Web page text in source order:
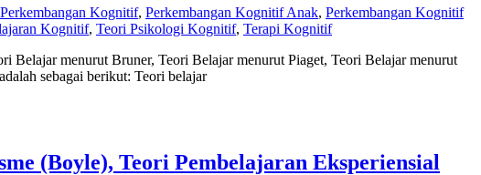
Perkembangan Kognitif, Perkembangan Kognitif Anak, Perkembangan Kognitif
Kognitif, Teori Psikologi Kognitif, Terapi Kognitif
Belajar menurut Bruner, Teori Belajar menurut Piaget, Teori Belajar menurut
sebagai berikut: Teori belajar
(Boyle), Teori Pembelajaran Eksperiensial